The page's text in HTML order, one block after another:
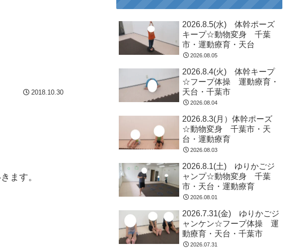
2018.10.30
ます。
2026.8.5(水) 体幹ポーズ
キープ☆動物変身 千葉
市・運動療育・天台
2026.08.05
2026.8.4(火) 体幹キープ
☆フープ体操 運動療育・
天台・千葉市
2026.08.04
2026.8.3(月）体幹ポーズ
☆動物変身 千葉市・天
台・運動療育
2026.08.03
2026.8.1(土) ゆりかごジ
ャンプ☆動物変身 千葉
市・天台・運動療育
2026.08.01
2026.7.31(金) ゆりかごジ
ャンケン☆フープ体操 運
動療育・天台・千葉市
2026.07.31